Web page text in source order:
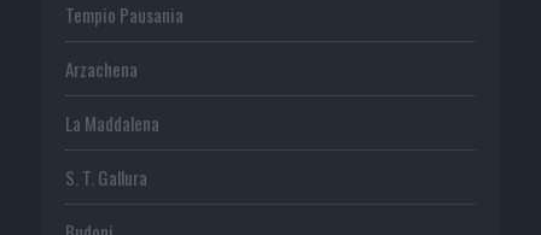
Tempio Pausania
Arzachena
La Maddalena
S. T. Gallura